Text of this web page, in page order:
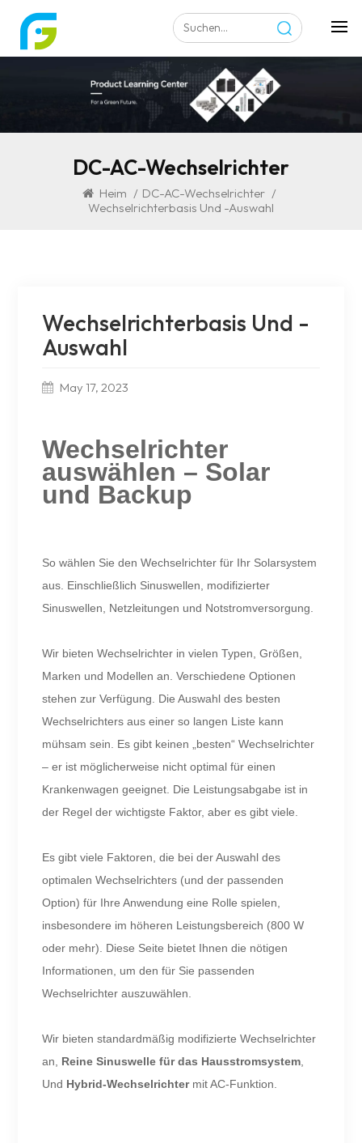
DC-AC-Wechselrichter
Heim / DC-AC-Wechselrichter /
Wechselrichterbasis Und -auswahl
Wechselrichterbasis Und -
Auswahl
May 17, 2023
Wechselrichter
auswählen – Solar
und Backup
So wählen Sie den Wechselrichter für Ihr Solarsystem
aus. Einschließlich Sinuswellen, modifizierter
Sinuswellen, Netzleitungen und Notstromversorgung.
Wir bieten Wechselrichter in vielen Typen, Größen,
Marken und Modellen an. Verschiedene Optionen
stehen zur Verfügung. Die Auswahl des besten
Wechselrichters aus einer so langen Liste kann
mühsam sein. Es gibt keinen „besten“ Wechselrichter
– er ist möglicherweise nicht optimal für einen
Krankenwagen geeignet. Die Leistungsabgabe ist in
der Regel der wichtigste Faktor, aber es gibt viele.
Es gibt viele Faktoren, die bei der Auswahl des
optimalen Wechselrichters (und der passenden
Option) für Ihre Anwendung eine Rolle spielen,
insbesondere im höheren Leistungsbereich (800 W
oder mehr). Diese Seite bietet Ihnen die nötigen
Informationen, um den für Sie passenden
Wechselrichter auszuwählen.
Wir bieten standardmäßig modifizierte Wechselrichter
an, Reine Sinuswelle für das Hausstromsystem
Und Hybrid-Wechselrichtermit AC-Funktion.